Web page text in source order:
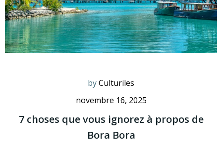
byCulturiles
novembre 16, 2025
7 choses que vous ignorez à propos de
Bora Bora